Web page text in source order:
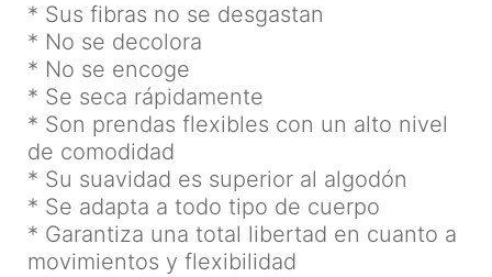
* Sus fibras no se desgastan
* No se decolora
* No se encoge
* Se seca rápidamente
* Son prendas flexibles con un alto nivel
de comodidad
* Su suavidad es superior al algodón
* Se adapta a todo tipo de cuerpo
* Garantiza una total libertad en cuanto a
movimientos y flexibilidad